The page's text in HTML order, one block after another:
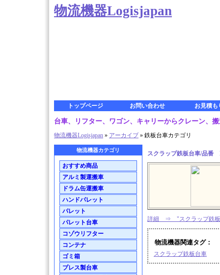
物流機器Logisjapan
トップページ お問い合わせ お見積も
台車、リフター、ワゴン、キャリーからクレーン、
物流機器Logisjapan » アーカイブ » 鉄板台車カテゴリ
スクラップ鉄板台車/品番
詳細 ⇒ "スクラップ鉄板
物流機器関連タグ：
スクラップ鉄板台車
物流機器カテゴリ
おすすめ商品
アルミ製運搬車
ドラム缶運搬車
ハンドパレット
パレット
パレット台車
コゾウリフター
コンテナ
ゴミ箱
プレス製台車